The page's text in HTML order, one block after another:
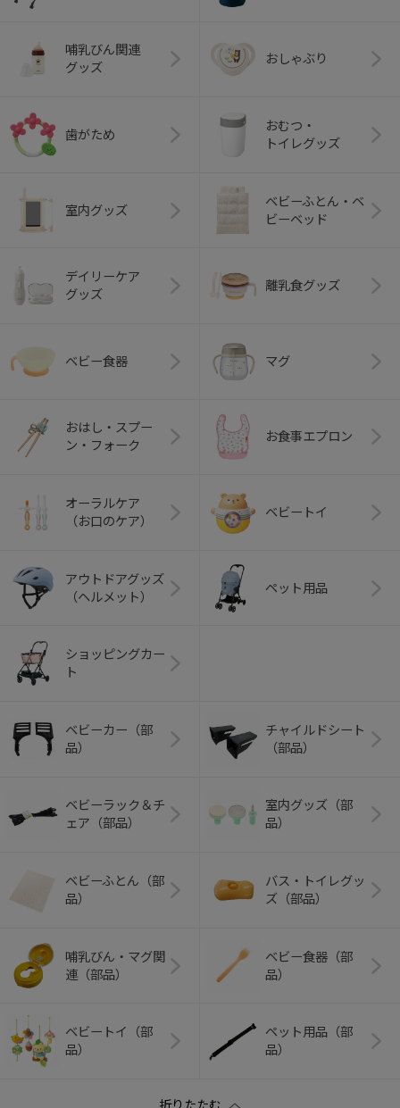
哺乳びん関連
グッズ
おしゃぶり
歯がため
おむつ・
トイレグッズ
室内グッズ
ベビーふとん・ベ
ビーベッド
デイリーケア
グッズ
離乳食グッズ
ベビー食器 マグ
おはし・スプー
ン・フォーク
お食事エプロン
オーラルケア
（お口のケア）
ベビートイ
アウトドアグッズ
（ヘルメット）
ペット用品
ショッピングカー
ト
ベビーカー（部
品）
チャイルドシート
（部品）
ベビーラック＆チ
ェア（部品）
室内グッズ（部
品）
ベビーふとん（部
品）
バス・トイレグッ
ズ（部品）
哺乳びん・マグ関
連（部品）
ベビー食器（部
品）
ベビートイ（部
品）
ペット用品（部
品）